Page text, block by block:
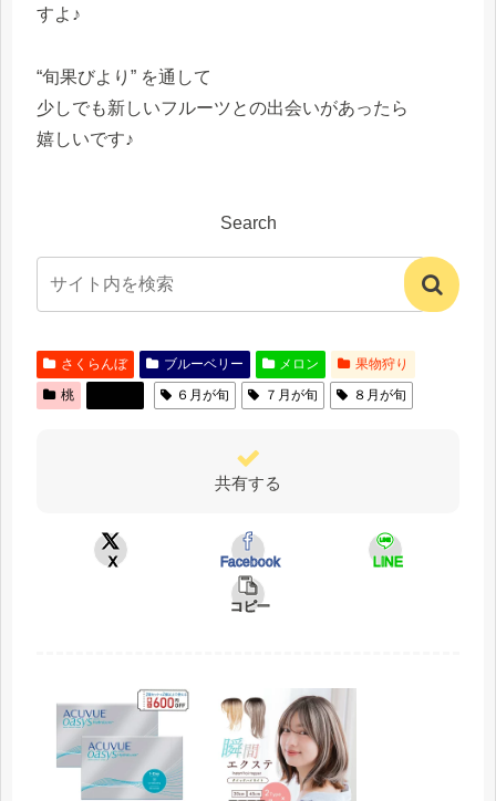
すよ♪
“旬果びより” を通して
少しでも新しいフルーツとの出会いがあったら
嬉しいです♪
Search
さくらんぼ ブルーベリー メロン
果物狩り
桃
６月が旬 ７月が旬 ８月が旬
共有する
X Facebook LINE
コピー